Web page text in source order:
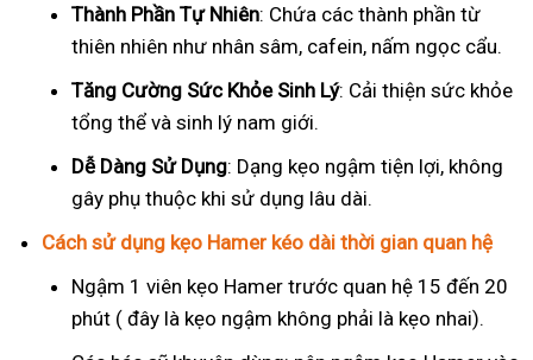
Thành Phần Tự Nhiên: Chứa các thành phần từ
thiên nhiên như nhân sâm, cafein, nấm ngọc cẩu.
Tăng Cường Sức Khỏe Sinh Lý: Cải thiện sức khỏe
tổng thể và sinh lý nam giới.
Dễ Dàng Sử Dụng: Dạng kẹo ngậm tiện lợi, không
gây phụ thuộc khi sử dụng lâu dài.
Cách sử dụng kẹo Hamer kéo dài thời gian quan hệ
Ngậm 1 viên kẹo Hamer trước quan hệ 15 đến 20
phút ( đây là kẹo ngậm không phải là kẹo nhai).